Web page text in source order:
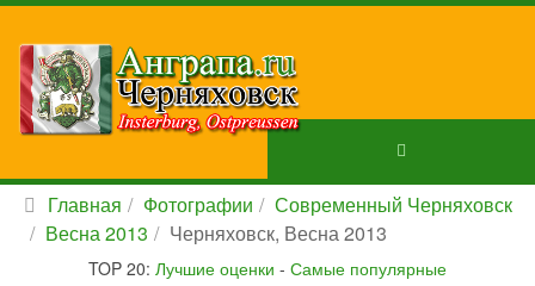
Главная Фотографии
Современный Черняховск
Весна 2013
Черняховск, Весна 2013
TOP 20: Лучшие оценки - Самые популярные